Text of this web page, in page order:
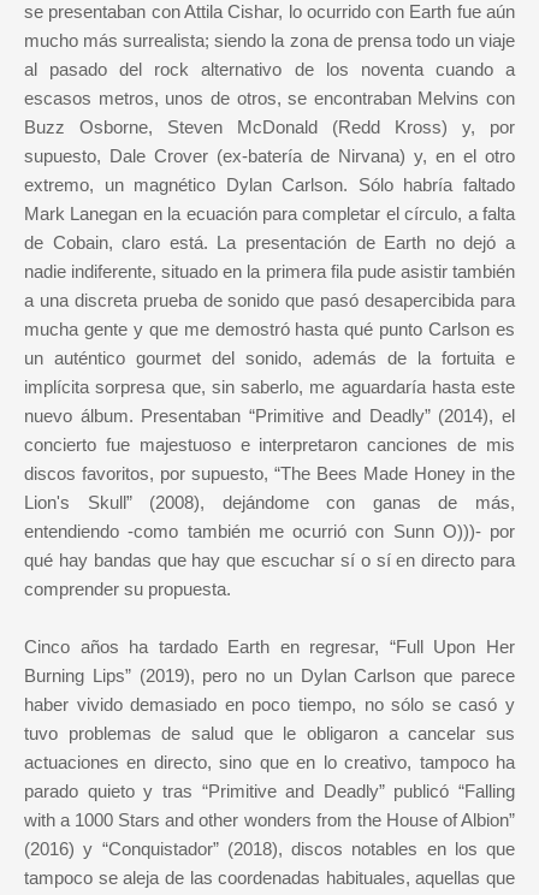
se presentaban con Attila Cishar, lo ocurrido con Earth fue aún
mucho más surrealista; siendo la zona de prensa todo un viaje
al pasado del rock alternativo de los noventa cuando a
escasos metros, unos de otros, se encontraban Melvins con
Buzz Osborne, Steven McDonald (Redd Kross) y, por
supuesto, Dale Crover (ex-batería de Nirvana) y, en el otro
extremo, un magnético Dylan Carlson. Sólo habría faltado
Mark Lanegan en la ecuación para completar el círculo, a falta
de Cobain, claro está. La presentación de Earth no dejó a
nadie indiferente, situado en la primera fila pude asistir también
a una discreta prueba de sonido que pasó desapercibida para
mucha gente y que me demostró hasta qué punto Carlson es
un auténtico gourmet del sonido, además de la fortuita e
implícita sorpresa que, sin saberlo, me aguardaría hasta este
nuevo álbum. Presentaban “Primitive and Deadly” (2014), el
concierto fue majestuoso e interpretaron canciones de mis
discos favoritos, por supuesto, “The Bees Made Honey in the
Lion's Skull” (2008), dejándome con ganas de más,
entendiendo -como también me ocurrió con Sunn O)))- por
qué hay bandas que hay que escuchar sí o sí en directo para
comprender su propuesta.
Cinco años ha tardado Earth en regresar, “Full Upon Her
Burning Lips” (2019), pero no un Dylan Carlson que parece
haber vivido demasiado en poco tiempo, no sólo se casó y
tuvo problemas de salud que le obligaron a cancelar sus
actuaciones en directo, sino que en lo creativo, tampoco ha
parado quieto y tras “Primitive and Deadly” publicó “Falling
with a 1000 Stars and other wonders from the House of Albion”
(2016) y “Conquistador” (2018), discos notables en los que
tampoco se aleja de las coordenadas habituales, aquellas que